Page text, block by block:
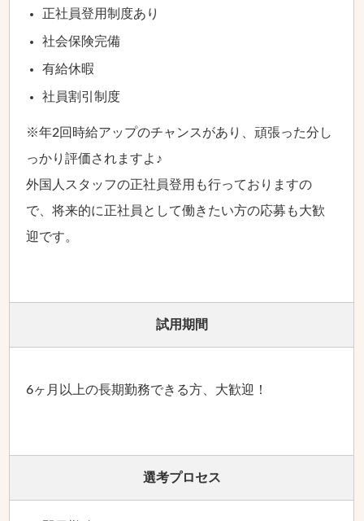
正社員登用制度あり
社会保険完備
有給休暇
社員割引制度
※年2回時給アップのチャンスがあり、頑張った分し
っかり評価されますよ♪
外国人スタッフの正社員登用も行っておりますの
で、将来的に正社員として働きたい方の応募も大歓
迎です。
試用期間
6ヶ月以上の長期勤務できる方、大歓迎！
選考プロセス